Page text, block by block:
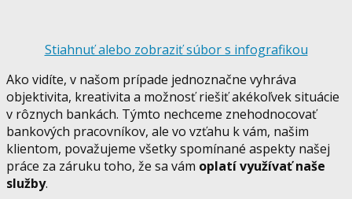
Stiahnuť alebo zobraziť súbor s infografikou
Ako vidíte, v našom prípade jednoznačne vyhráva
objektivita, kreativita a možnosť riešiť akékoľvek situácie
v rôznych bankách. Týmto nechceme znehodnocovať
bankových pracovníkov, ale vo vzťahu k vám, našim
klientom, považujeme všetky spomínané aspekty našej
práce za záruku toho, že sa vám oplatí využívať naše
služby.